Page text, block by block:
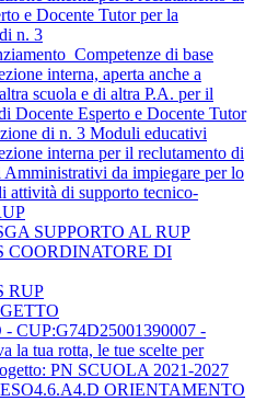
e Docente Tutor per la
n. 3
di base
interna, aperta anche a
scuola e di altra P.A. per il
Docente Esperto e Docente Tutor
di n. 3 Moduli educativi
interna per il reclutamento di
Amministrativi da impiegare per lo
attività di supporto tecnico-
SUPPORTO AL RUP
COORDINATORE DI
RUP
CUP:G74D25001390007 -
la tua rotta, le tue scelte per
PN SCUOLA 2021-2027
ORIENTAMENTO